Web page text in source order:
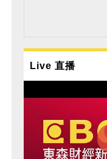
Live 直播